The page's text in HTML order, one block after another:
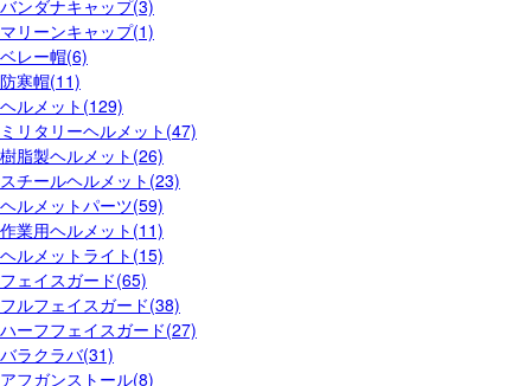
バンダナキャップ(3)
マリーンキャップ(1)
ベレー帽(6)
防寒帽(11)
ヘルメット(129)
ミリタリーヘルメット(47)
樹脂製ヘルメット(26)
スチールヘルメット(23)
ヘルメットパーツ(59)
作業用ヘルメット(11)
ヘルメットライト(15)
フェイスガード(65)
フルフェイスガード(38)
ハーフフェイスガード(27)
バラクラバ(31)
アフガンストール(8)